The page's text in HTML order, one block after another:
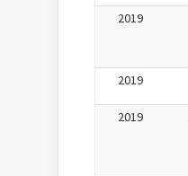
2019
2019
2019